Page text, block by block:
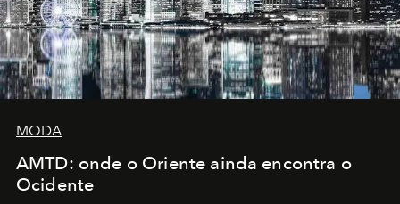
MODA
AMTD: onde o Oriente ainda encontra o
Ocidente